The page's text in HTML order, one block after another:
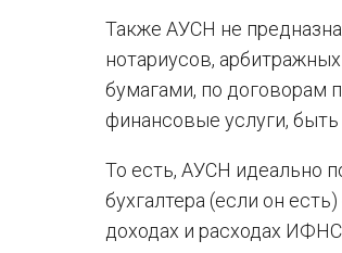
Также АУСН не
нотариусов,
бумагами, по договорам
финансовые услуги,
То есть, АУСН идеально
бухгалтера (если он
доходах и расходах